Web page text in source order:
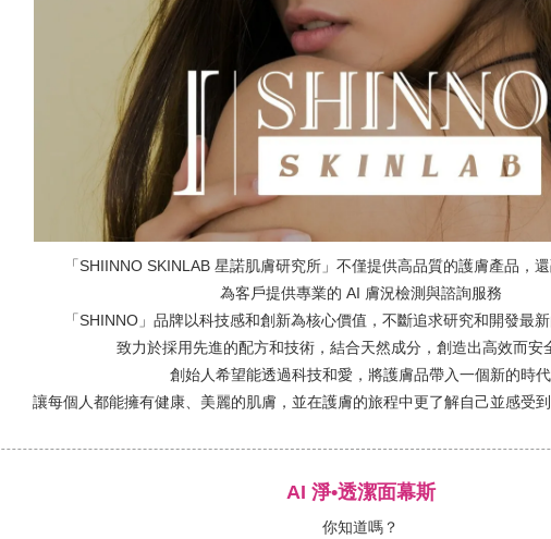
「SHIINNO SKINLAB 星諾肌膚研究所」不僅提供高品質的護膚產品，
為客戶提供專業的 AI 膚況檢測與諮詢服務
「SHINNO」品牌以科技感和創新為核心價值，不斷追求研究和開發最
致力於採用先進的配方和技術，結合天然成分，創造出高效而安
創始人希望能透過科技和愛，將護膚品帶入一個新的時代
讓每個人都能擁有健康、美麗的肌膚，並在護膚的旅程中更了解自己並感受到
AI 淨•透潔面幕斯
你知道嗎？